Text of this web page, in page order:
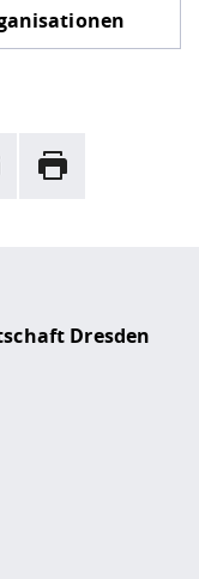
Drucken
Dresden